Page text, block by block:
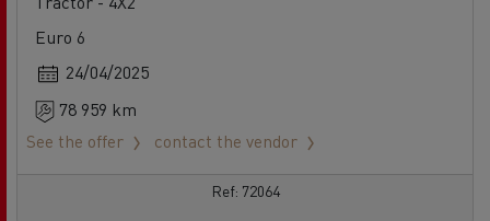
Euro 6
24/04/2025
78 959 km
See the offer
contact the vendor
Ref: 72064